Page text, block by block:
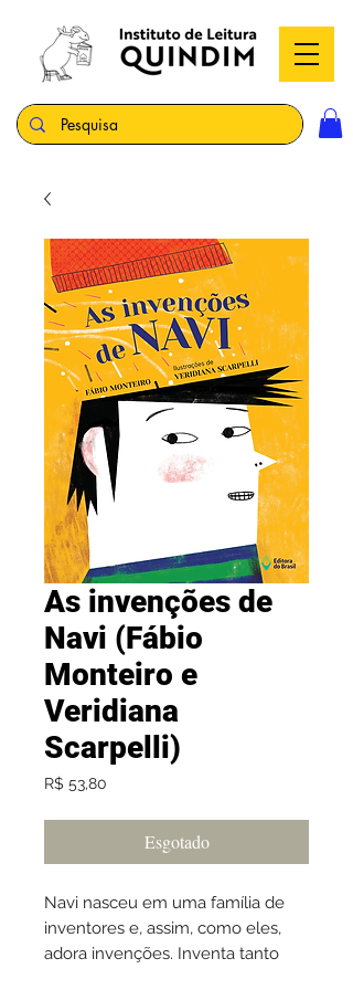
As invenções de
Navi (Fábio
Monteiro e
Veridiana
Scarpelli)
R$ 53,80
Esgotado
Navi nasceu em uma família de
inventores e, assim, como eles,
adora invenções. Inventa tanto